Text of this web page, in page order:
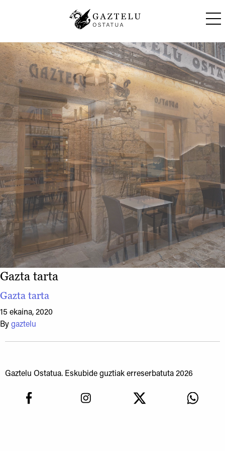
Gazta tarta
Gazta tarta
15 ekaina, 2020
By gaztelu
Gaztelu Ostatua. Eskubide guztiak erreserbatuta 2026